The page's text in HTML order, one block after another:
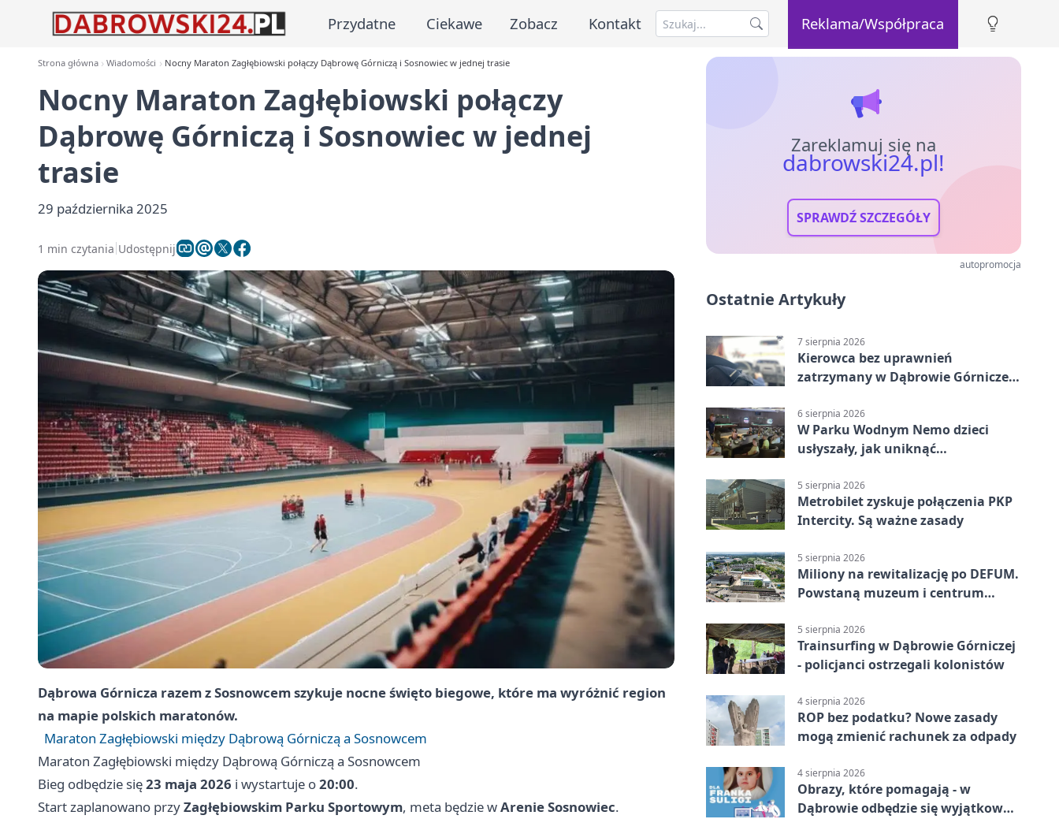
Przydatne Ciekawe Zobacz Kontakt Reklama/Współpraca
Strona główna Wiadomości Nocny Maraton Zagłębiowski połączy Dąbrowę Górniczą i Sosnowiec w jednej trasie
Nocny Maraton Zagłębiowski połączy
Dąbrowę Górniczą i Sosnowiec w jednej
trasie
29 października 2025
1 min czytania Udostępnij
Dąbrowa Górnicza razem z Sosnowcem szykuje nocne święto biegowe, które ma wyróżnić region
na mapie polskich maratonów.
Maraton Zagłębiowski między Dąbrową Górniczą a Sosnowcem
Maraton Zagłębiowski między Dąbrową Górniczą a Sosnowcem
Bieg odbędzie się23 maja 2026 i wystartuje o20:00.
Start zaplanowano przyZagłębiowskim Parku Sportowym, meta będzie wArenie Sosnowiec.
Zareklamuj się na
dabrowski24.pl!
SPRAWDŹ SZCZEGÓŁY
autopromocja
Ostatnie Artykuły
7 sierpnia 2026
Kierowca bez uprawnień
zatrzymany w Dąbrowie Górniczej.
6 sierpnia 2026
W Parku Wodnym Nemo dzieci
usłyszały, jak uniknąć
5 sierpnia 2026
Metrobilet zyskuje połączenia PKP
Intercity. Są ważne zasady
5 sierpnia 2026
Miliony na rewitalizację po DEFUM.
Powstaną muzeum i centrum
5 sierpnia 2026
Trainsurfing w Dąbrowie Górniczej
- policjanci ostrzegali kolonistów
4 sierpnia 2026
ROP bez podatku? Nowe zasady
mogą zmienić rachunek za odpady
4 sierpnia 2026
Obrazy, które pomagają - w
Dąbrowie odbędzie się wyjątkowa